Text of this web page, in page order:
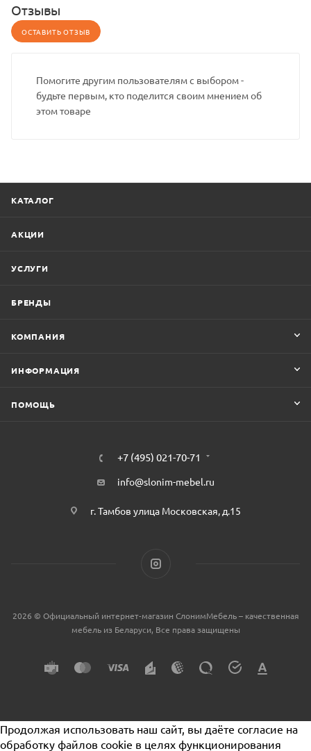
Отзывы
ОСТАВИТЬ ОТЗЫВ
Помогите другим пользователям с выбором -
будьте первым, кто поделится своим мнением об
этом товаре
КАТАЛОГ
АКЦИИ
УСЛУГИ
БРЕНДЫ
КОМПАНИЯ
ИНФОРМАЦИЯ
ПОМОЩЬ
+7 (495) 021-70-71
info@slonim-mebel.ru
г. Тамбов улица Московская, д.15
2026 © Официальный интернет-магазин СлонимМебель – качественная
мебель из Беларуси, Все права защищены
Продолжая использовать наш сайт, вы даёте согласие на
обработку файлов cookie в целях функционирования